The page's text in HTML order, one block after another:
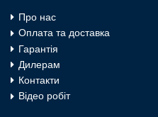
Про нас
Оплата та доставка
Гарантія
Дилерам
Контакти
Відео робіт